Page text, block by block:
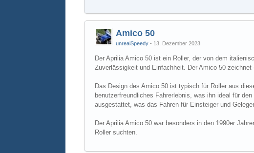
Amico 50
unrealSpeedy 13. Dezember 2023
Der Aprilia Amico 50 ist ein Roller, der von dem
Zuverlässigkeit und Einfachheit. Der Amico 50
Das Design des Amico 50 ist typisch für Roller aus
benutzerfreundliches Fahrerlebnis, was ihn ideal für
ausgestattet, was das Fahren für Einsteiger und
Der Aprilia Amico 50 war besonders in den 1990er
Roller suchten.